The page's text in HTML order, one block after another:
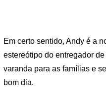
Em certo sentido, Andy é a
estereótipo do entregador
varanda para as famílias e
bom dia.